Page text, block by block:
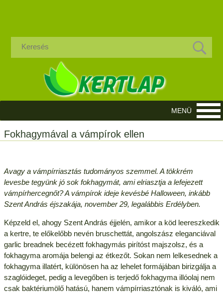
Fokhagymával a vámpírok ellen
Avagy a vámpírriasztás tudományos szemmel. A tökkrém
levesbe tegyünk jó sok fokhagymát, ami elriasztja a lefejezett
vámpírhercegnőt? A vámpírok ideje kevésbé Halloween, inkább
Szent András éjszakája, november 29, legalábbis Erdélyben.
Képzeld el, ahogy Szent András éjjelén, amikor a köd leereszkedik
a kertre, te előkelőbb nevén bruschettát, angolszász eleganciával
garlic breadnek becézett fokhagymás pirítóst majszolsz, és a
fokhagyma aromája belengi az étkezőt. Sokan nem lelkesednek a
fokhagyma illatért, különösen ha az lehelet formájában birizgálja a
szaglóideget, pedig a levegőben is terjedő fokhagyma illóolaj nem
csak baktériumölő hatású, hanem vámpírriasztónak is kiváló, ami